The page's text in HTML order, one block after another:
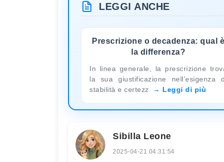
LEGGI ANCHE
Prescrizione o decadenza: qual è
la differenza?
In linea generale, la prescrizione
la sua giustificazione nell’esigenza
stabilità e certezz
Leggi di più
Sibilla Leone
2025-04-21 04:31:54